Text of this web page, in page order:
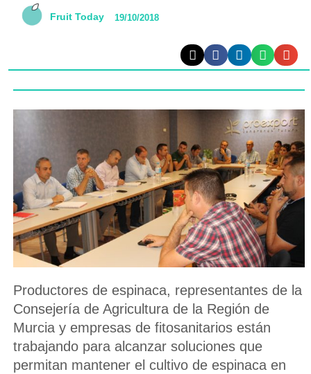
Fruit Today 19/10/2018
Productores de espinaca, representantes de la
Consejería de Agricultura de la Región de
Murcia y empresas de fitosanitarios están
trabajando para alcanzar soluciones que
permitan mantener el cultivo de espinaca en